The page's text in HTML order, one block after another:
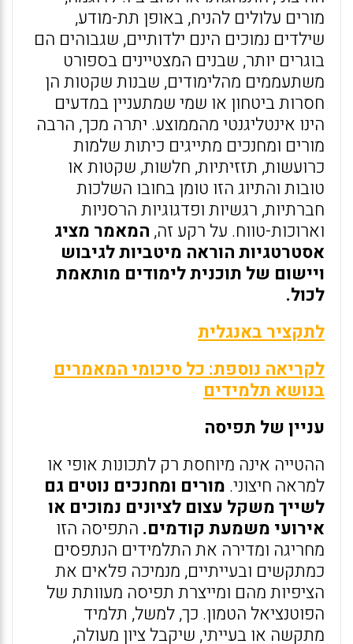
מורים עלולים להניח, באופן תת-מודע,
שילדים נמוכים הינם ילדותיים, שגבוהים הם
בוגרים יותר, שבנים המצטיינים בספורט
משתעממים מהלימודים, שבנות שקטות הן
חסרות ביטחון או שמי שמתעניין במדעים
הינו אינטליגנטי מהממוצע. יתרה מכך, הרבה
מורים ומחנכים מתייגים כיתות שלמות
כרועשות, תזזיתיות, חלשות, שקטות או
טובות והתיוג הזו טומן בחובו השלכות
חברתיות, רגשיות ופדגוגיות הרסניות
וארוכות-טווח. על רקע זה, המאמר מציג
אסטרטגיות הוראה מיטביותלגיבוש
ויישום של תוכנית לימודים מותאמת
לכול.
לתקציר באנגלית
לקריאה נוספת: כל סיכומי המאמרים
בנושא תלמידים
עניין של תפיסה
ההטייה אינה מיוחסת רק לתכונות אופי או
למראה חיצוני. מורים ומחנכים נוטים גם
לשייך משקל עצום לציונים נמוכים או
אירועי משמעת קודמים. התפיסה הזו
מחריגה ומדירה את התלמידים הנתפסים
כמתקשים ובעייתיים, מנמיכה פלאים את
הציפיות מהם ומייצרת תפיסה מעוותת של
הפוטנציאל הטמון. כך, למשל, תלמיד
מתקשה או בעייתי, שיקבל ציון מעולה,